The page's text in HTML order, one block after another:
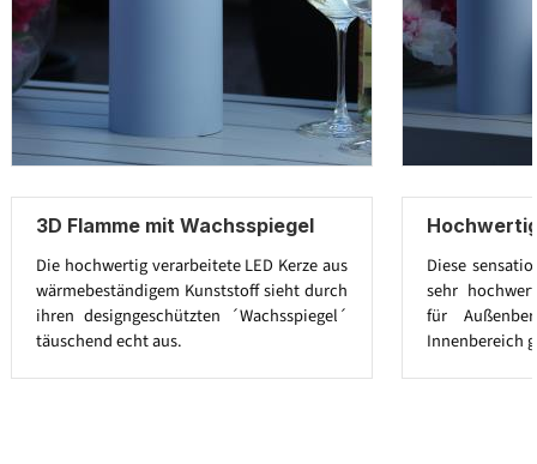
3D Flamme mit Wachsspiegel
Die hochwertig verarbeitete LED Kerze aus
wärmebeständigem Kunststoff sieht durch
ihren designgeschützten ´Wachsspiegel´
täuschend echt aus.
Diese
sehr
für
Innenbereich